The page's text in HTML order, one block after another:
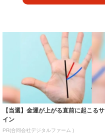
【当選】金運が上がる直前に起こるサ
イン
PR(合同会社デジタルファーム )